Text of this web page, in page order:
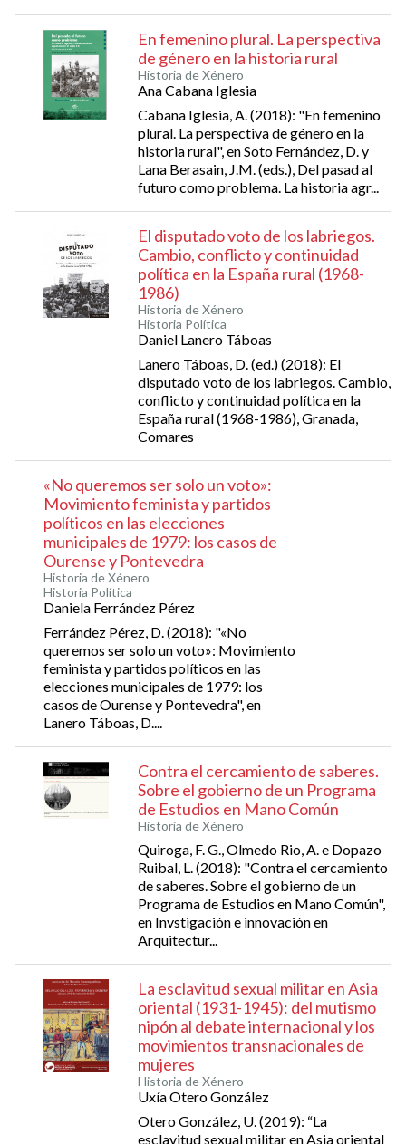
En femenino plural. La perspectiva
de género en la historia rural
Historia de Xénero
Ana Cabana Iglesia
Cabana Iglesia, A. (2018): "En femenino
plural. La perspectiva de género en la
historia rural", en Soto Fernández, D. y
Lana Berasain, J.M. (eds.), Del pasad al
futuro como problema. La historia agr...
El disputado voto de los labriegos.
Cambio, conflicto y continuidad
política en la España rural (1968-
1986)
Historia de Xénero
Historia Política
Daniel Lanero Táboas
Lanero Táboas, D. (ed.) (2018): El
disputado voto de los labriegos. Cambio,
conflicto y continuidad política en la
España rural (1968-1986), Granada,
Comares
«No queremos ser solo un voto»:
Movimiento feminista y partidos
políticos en las elecciones
municipales de 1979: los casos de
Ourense y Pontevedra
Historia de Xénero
Historia Política
Daniela Ferrández Pérez
Ferrández Pérez, D. (2018): "«No
queremos ser solo un voto»: Movimiento
feminista y partidos políticos en las
elecciones municipales de 1979: los
casos de Ourense y Pontevedra", en
Lanero Táboas, D....
Contra el cercamiento de saberes.
Sobre el gobierno de un Programa
de Estudios en Mano Común
Historia de Xénero
Quiroga, F. G., Olmedo Rio, A. e Dopazo
Ruibal, L. (2018): "Contra el cercamiento
de saberes. Sobre el gobierno de un
Programa de Estudios en Mano Común",
en Invstigación e innovación en
Arquitectur...
La esclavitud sexual militar en Asia
oriental (1931-1945): del mutismo
nipón al debate internacional y los
movimientos transnacionales de
mujeres
Historia de Xénero
Uxía Otero González
Otero González, U. (2019): “La
esclavitud sexual militar en Asia oriental